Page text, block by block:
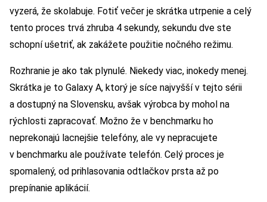
vyzerá, že skolabuje. Fotiť večer je skrátka utrpenie a celý
tento proces trvá zhruba 4 sekundy, sekundu dve ste
schopní ušetriť, ak zakážete použitie nočného režimu.
Rozhranie je ako tak plynulé. Niekedy viac, inokedy menej.
Skrátka je to Galaxy A, ktorý je síce najvyšší v tejto sérii
a dostupný na Slovensku, avšak výrobca by mohol na
rýchlosti zapracovať. Možno že v benchmarku ho
neprekonajú lacnejšie telefóny, ale vy nepracujete
v benchmarku ale používate telefón. Celý proces je
spomalený, od prihlasovania odtlačkov prsta až po
prepínanie aplikácií.